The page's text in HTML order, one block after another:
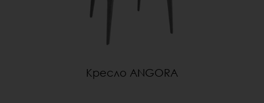
Кресло ANGORA